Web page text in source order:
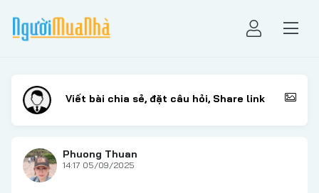
Phuong Thuan
14:17 05/09/2025